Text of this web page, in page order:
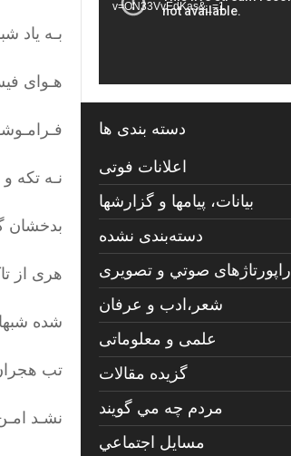
بـه یاد
هـوای
نـه تکه و
بدخشان
هری از
شده
تب
نشـد
v=ON33VvEdKas&_=1
دسته بندی ها
اعلانات فوتی
بیانات، پیامها و گزارشها
دسته‌بندی نشده
راپورتاژهای صوتي و تصويری
شعر،ادب و عرفان
علمی و معلوماتی
گزیده مقالات
مردم چه مي گويند
مسايل اجتماعي